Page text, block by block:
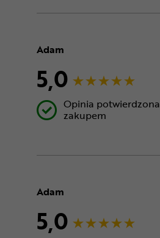
Adam
5,0
Opinia potwierdzona
zakupem
Adam
5,0